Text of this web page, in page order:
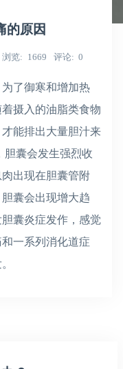
的原因
浏览 1669 评论 0
了御寒和增加热
摄入的油脂类食物
能排出大量胆汁来
胆囊会发生强烈收
出现在胆囊管附
囊会出现增大趋
囊炎症发作，感觉
一系列消化道症